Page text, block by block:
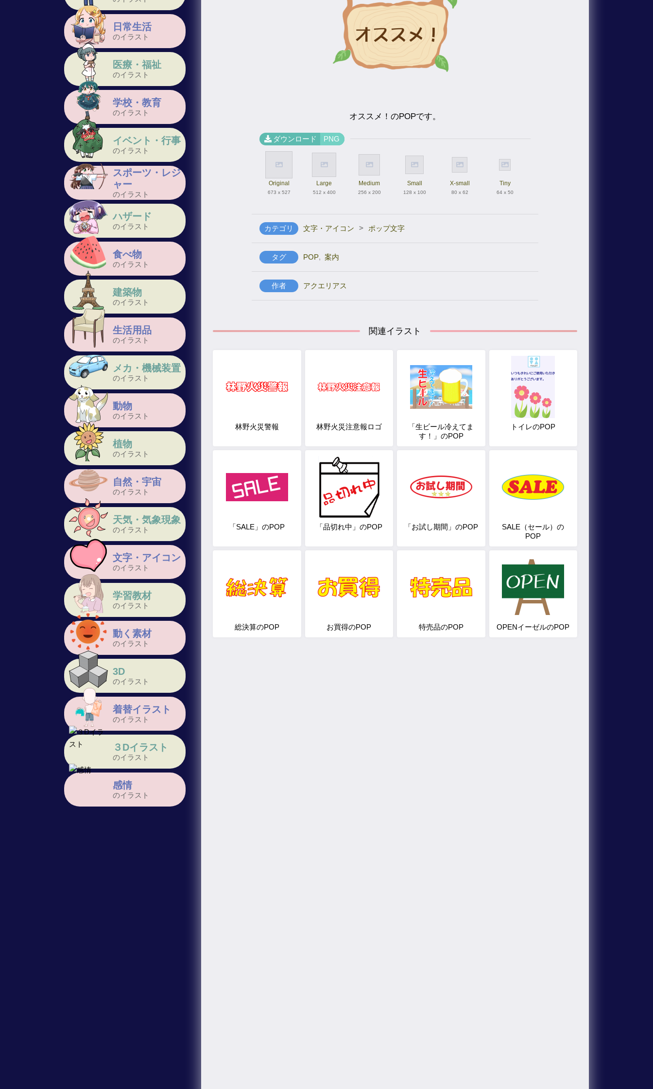
日常生活
のイラスト
医療・福祉
のイラスト
学校・教育
のイラスト
イベント・行事
のイラスト
スポーツ・レジ
ャー
のイラスト
ハザード
のイラスト
食べ物
のイラスト
建築物
のイラスト
生活用品
のイラスト
メカ・機械装置
のイラスト
動物
のイラスト
植物
のイラスト
自然・宇宙
のイラスト
天気・気象現象
のイラスト
文字・アイコン
のイラスト
学習教材
のイラスト
動く素材
のイラスト
3D
のイラスト
着替イラスト
のイラスト
３Dイラスト
のイラスト
感情
のイラスト
オススメ！のPOPです。
ダウンロード PNG
Original
673 x 527
Large
512 x 400
Medium
256 x 200
Small
128 x 100
X-small
80 x 62
Tiny
64 x 50
カテゴリ 文字・アイコン > ポップ文字
タグ POP, 案内
作者 アクエリアス
関連イラスト
林野火災警報 林野火災注意報ロゴ
「生ビール冷えてま
す！」のPOP
トイレのPOP
「SALE」のPOP 「品切れ中」のPOP 「お試し期間」のPOP
SALE（セール）の
POP
総決算のPOP お買得のPOP 特売品のPOP OPENイーゼルのPOP